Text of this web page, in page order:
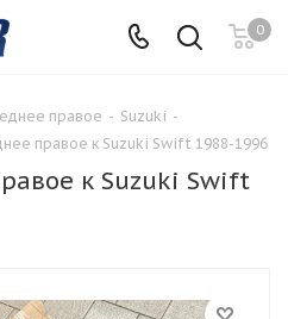
0
правое - Suzuki -
правое к Suzuki Swift 1988-1996
к Suzuki Swift